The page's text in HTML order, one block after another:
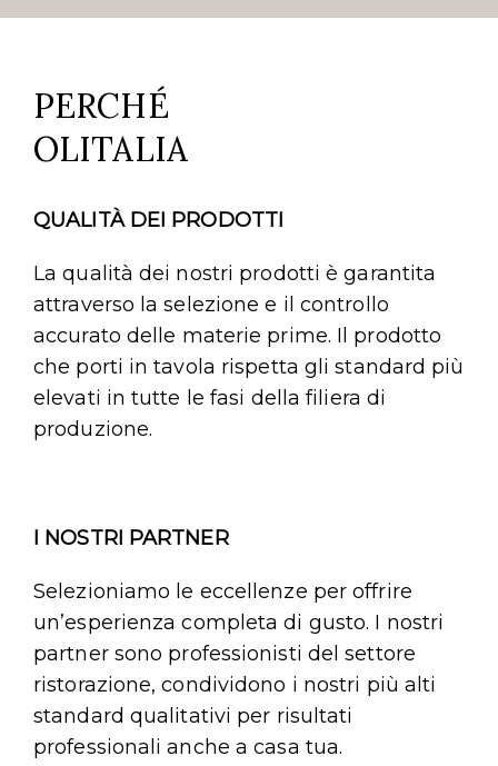
PERCHÉ
OLITALIA
QUALITÀ DEI PRODOTTI
La qualità dei nostri prodotti è garantita
attraverso la selezione e il controllo
accurato delle materie prime. Il prodotto
che porti in tavola rispetta gli standard più
elevati in tutte le fasi della filiera di
produzione.
I NOSTRI PARTNER
Selezioniamo le eccellenze per offrire
un’esperienza completa di gusto. I nostri
partner sono professionisti del settore
ristorazione, condividono i nostri più alti
standard qualitativi per risultati
professionali anche a casa tua.